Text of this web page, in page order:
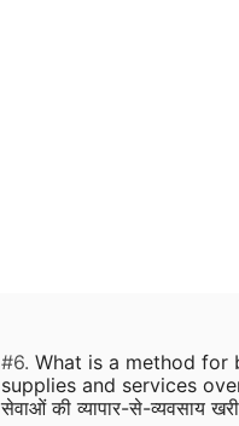
#6. What is a method for
supplies and services over
सेवाओं की व्यापार-से-व्यवसाय